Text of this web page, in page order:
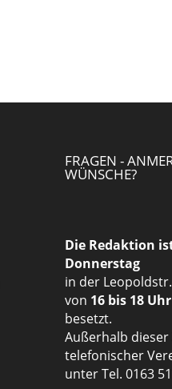
FRAGEN -
WÜNSCHE?
Die Redaktion
Donnerstag
in der Leopoldstr.
von 16 bis 18 Uhr
besetzt.
Außerhalb dieser
telefonischer
unter Tel. 0163